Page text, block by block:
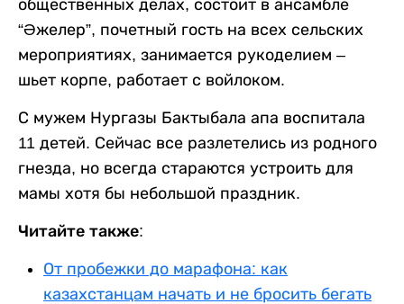
общественных делах, состоит в ансамбле
“Әжелер”, почетный гость на всех сельских
мероприятиях, занимается рукоделием –
шьет корпе, работает с войлоком.
С мужем Нургазы Бактыбала апа воспитала
11 детей. Сейчас все разлетелись из родного
гнезда, но всегда стараются устроить для
мамы хотя бы небольшой праздник.
Читайте также:
От пробежки до марафона: как
казахстанцам начать и не бросить бегать